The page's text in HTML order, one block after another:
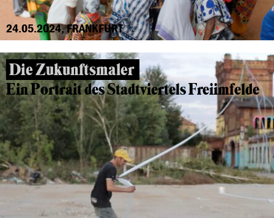
24.05.2024, FRANKFURT
Die Zukunftsmaler
Ein Portrait des Stadtviertels Freiimfelde